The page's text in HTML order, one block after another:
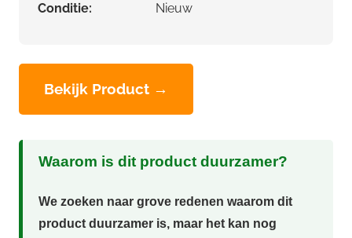
Conditie: Nieuw
Bekijk Product →
Waarom is dit product duurzamer?
We zoeken naar grove redenen waarom dit
product duurzamer is, maar het kan nog